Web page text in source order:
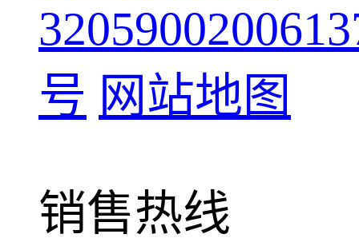
号 网站地图
销售热线